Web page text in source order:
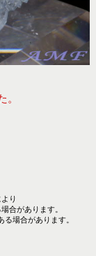
。
り
合があります。
場合があります。